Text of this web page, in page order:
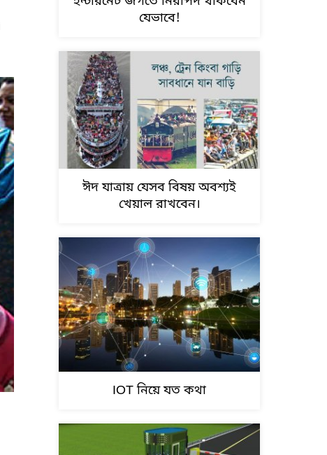
যেভাবে!
ঈদ যাত্রায় যেসব বিষয় অবশ্যই
খেয়াল রাখবেন।
IOT নিয়ে যত কথা